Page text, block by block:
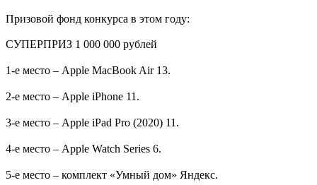
Призовой фонд конкурса в этом году:
СУПЕРПРИЗ 1 000 000 рублей
1-е место – Apple MacBook Air 13.
2-е место – Apple iPhone 11.
3-е место – Apple iPad Pro (2020) 11.
4-е место – Apple Watch Series 6.
5-е место – комплект «Умный дом» Яндекс.